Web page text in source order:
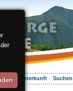
Unterkunft